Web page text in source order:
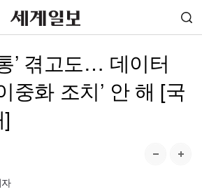
’ 겪고도… 데이터
중화 조치’ 안 해 [국